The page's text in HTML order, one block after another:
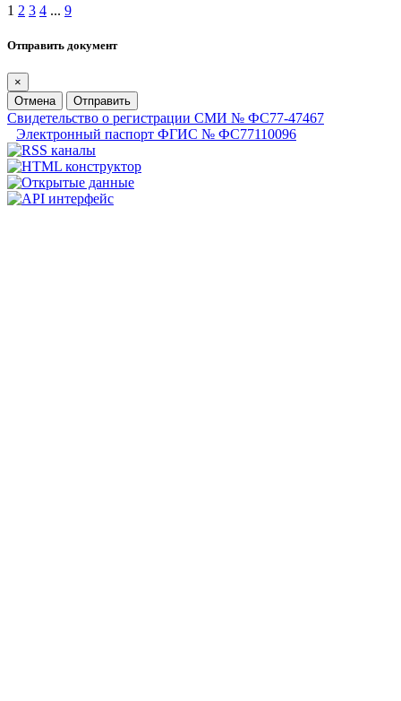
1 2 3 4 ... 9
Отправить документ
×
Отмена
Отправить
Свидетельство о регистрации СМИ № ФС77-47467
Электронный паспорт ФГИС № ФС77110096